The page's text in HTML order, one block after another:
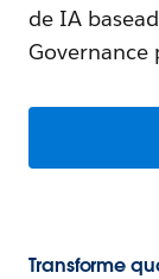
de IA
Governance
Transforme